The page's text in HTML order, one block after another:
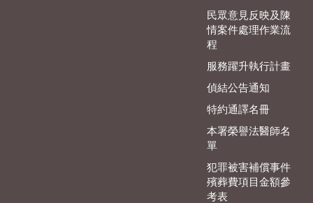
民眾意見反映及陳
情案件處理作業流
程
服務躍升執行計畫
偵結公告通知
特約通譯名冊
本署榮譽法醫師名
單
犯罪被害補償事件
殯葬費項目金額參
考表